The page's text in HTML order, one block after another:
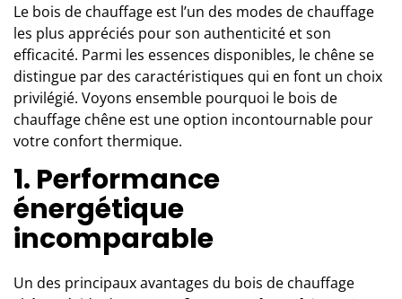
Le bois de chauffage est l’un des modes de chauffage
les plus appréciés pour son authenticité et son
efficacité. Parmi les essences disponibles, le chêne se
distingue par des caractéristiques qui en font un choix
privilégié. Voyons ensemble pourquoi le bois de
chauffage chêne est une option incontournable pour
votre confort thermique.
1. Performance
énergétique
incomparable
Un des principaux avantages du bois de chauffage